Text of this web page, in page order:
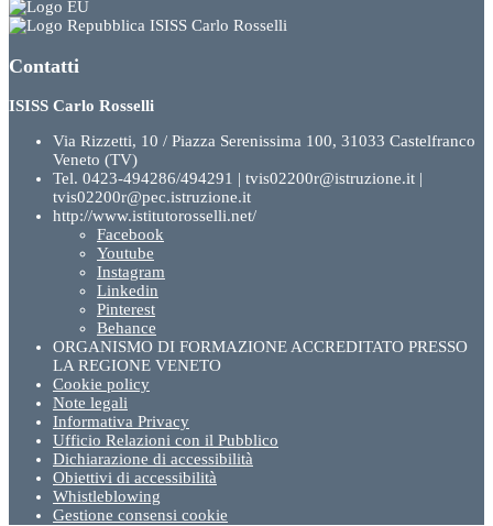
ISISS Carlo Rosselli
Contatti
ISISS Carlo Rosselli
Via Rizzetti, 10 / Piazza Serenissima 100, 31033 Castelfranco
Veneto (TV)
Tel. 0423-494286/494291 | tvis02200r@istruzione.it |
tvis02200r@pec.istruzione.it
http://www.istitutorosselli.net/
Facebook
Youtube
Instagram
Linkedin
Pinterest
Behance
ORGANISMO DI FORMAZIONE ACCREDITATO PRESSO
LA REGIONE VENETO
Cookie policy
Note legali
Informativa Privacy
Ufficio Relazioni con il Pubblico
Dichiarazione di accessibilità
Obiettivi di accessibilità
Whistleblowing
Gestione consensi cookie